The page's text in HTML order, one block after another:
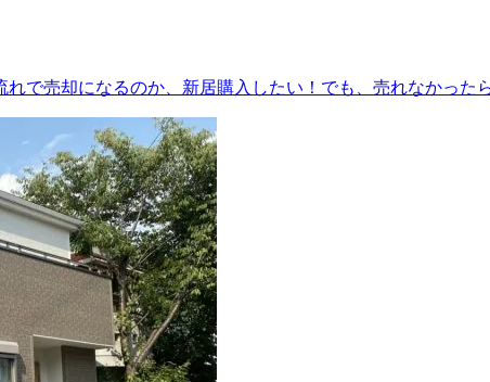
で売却になるのか、新居購入したい！でも、売れなかっ